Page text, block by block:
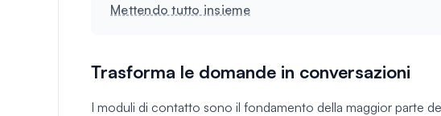
Mettendo tutto insieme
Trasforma le domande in conversazioni
I moduli di contatto sono il fondamento della maggior parte